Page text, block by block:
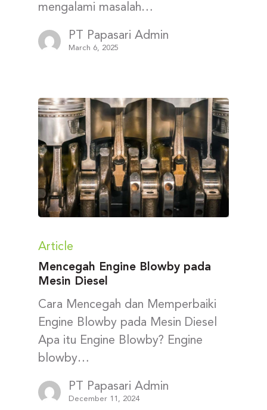
mengalami masalah…
PT Papasari Admin
March 6, 2025
Article
Mencegah Engine Blowby pada
Mesin Diesel
Cara Mencegah dan Memperbaiki
Engine Blowby pada Mesin Diesel
Apa itu Engine Blowby? Engine
blowby…
PT Papasari Admin
December 11, 2024